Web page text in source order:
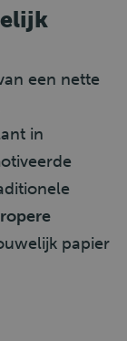
een nette
in
papier